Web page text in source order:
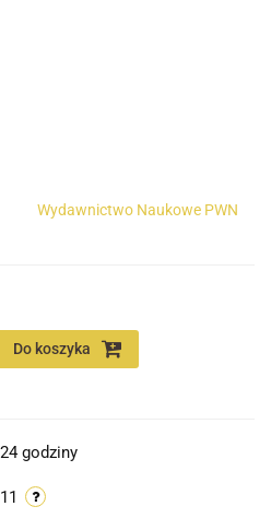
Wydawnictwo Naukowe PWN
Do koszyka
24 godziny
11